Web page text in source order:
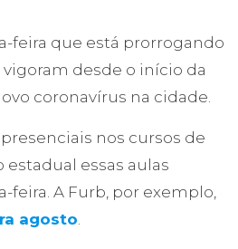
feira que está prorrogando
desde o início da
coronavírus na cidade.
nos cursos de
essas aulas
A Furb, por exemplo,
agosto.